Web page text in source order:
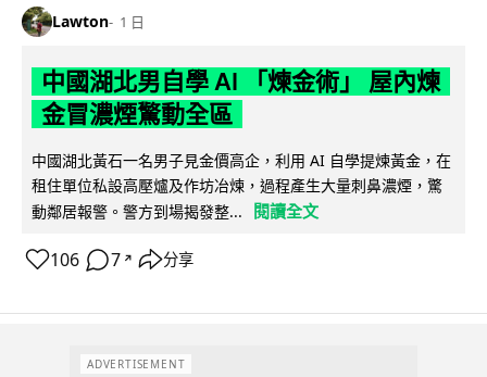
Lawton 1 日
中國湖北男自學 AI 「煉金術」 屋內煉
金冒濃煙驚動全區
中國湖北黃石一名男子見金價高企，利用 AI 自學提煉黃金，在
租住單位私設高壓爐及作坊冶煉，過程產生大量刺鼻濃煙，驚
動鄰居報警。警方到場揭發整...
閱讀全文
106 7 ↗ 分享
ADVERTISEMENT